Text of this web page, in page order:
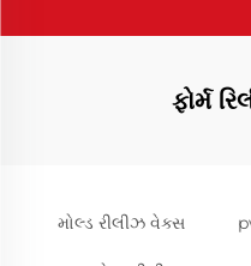
ફોર્મ
મોલ્ડ રીલીઝ વેક્સ